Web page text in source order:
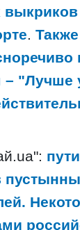
.
– "Лучше